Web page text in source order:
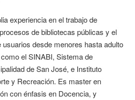
experiencia en el trabajo de
de bibliotecas públicas y el
usuarios desde menores hasta adulto
el SINABI, Sistema de
de San José, e Instituto
y Recreación. Es master en
con énfasis en Docencia, y